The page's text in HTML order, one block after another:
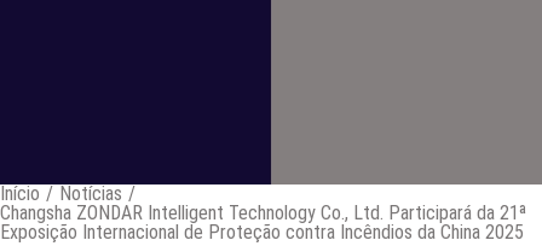
Início / Notícias /
Changsha ZONDAR Intelligent Technology Co., Ltd. Participará da 21ª
Exposição Internacional de Proteção contra Incêndios da China 2025